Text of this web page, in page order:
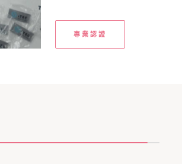
專業認證